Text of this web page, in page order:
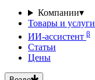
Компании▾
Товары и услуги
ИИ-ассистент β
Статьи
Цены